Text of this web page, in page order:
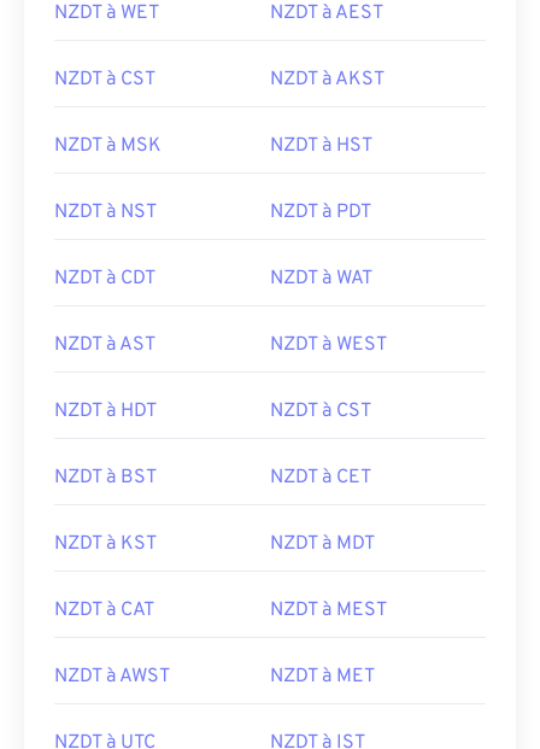
NZDT à WET NZDT à AEST
NZDT à CST NZDT à AKST
NZDT à MSK NZDT à HST
NZDT à NST NZDT à PDT
NZDT à CDT NZDT à WAT
NZDT à AST NZDT à WEST
NZDT à HDT NZDT à CST
NZDT à BST NZDT à CET
NZDT à KST NZDT à MDT
NZDT à CAT NZDT à MEST
NZDT à AWST NZDT à MET
NZDT à UTC NZDT à IST